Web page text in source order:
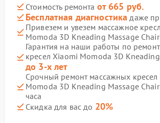
Стоимость ремонта от 665 руб.
Бесплатная диагностика даже
Привезем и увезем массажное
Momoda 3D Kneading Massage
Гарантия на наши работы по
кресел Xiaomi Momoda 3D
до 3-х лет
Срочный ремонт массажных кресел
Momoda 3D Kneading Massage
часа
Скидка для вас до 20%